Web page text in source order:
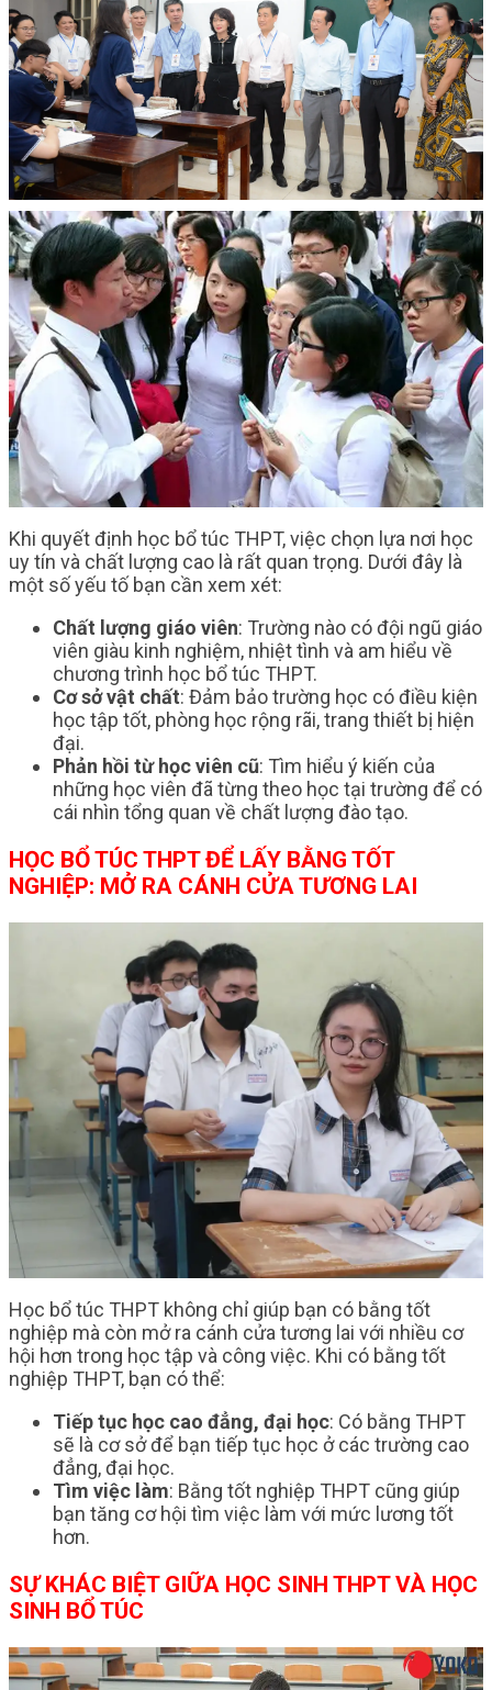
Khi quyết định học bổ túc THPT, việc chọn lựa nơi học
uy tín và chất lượng cao là rất quan trọng. Dưới đây là
một số yếu tố bạn cần xem xét:
Chất lượng giáo viên: Trường nào có đội ngũ giáo
viên giàu kinh nghiệm, nhiệt tình và am hiểu về
chương trình học bổ túc THPT.
Cơ sở vật chất: Đảm bảo trường học có điều kiện
học tập tốt, phòng học rộng rãi, trang thiết bị hiện
đại.
Phản hồi từ học viên cũ: Tìm hiểu ý kiến của
những học viên đã từng theo học tại trường để có
cái nhìn tổng quan về chất lượng đào tạo.
HỌC BỔ TÚC THPT ĐỂ LẤY BẰNG TỐT
NGHIỆP: MỞ RA CÁNH CỬA TƯƠNG LAI
Học bổ túc THPT không chỉ giúp bạn có bằng tốt
nghiệp mà còn mở ra cánh cửa tương lai với nhiều cơ
hội hơn trong học tập và công việc. Khi có bằng tốt
nghiệp THPT, bạn có thể:
Tiếp tục học cao đẳng, đại học: Có bằng THPT
sẽ là cơ sở để bạn tiếp tục học ở các trường cao
đẳng, đại học.
Tìm việc làm: Bằng tốt nghiệp THPT cũng giúp
bạn tăng cơ hội tìm việc làm với mức lương tốt
hơn.
SỰ KHÁC BIỆT GIỮA HỌC SINH THPT VÀ HỌC
SINH BỔ TÚC